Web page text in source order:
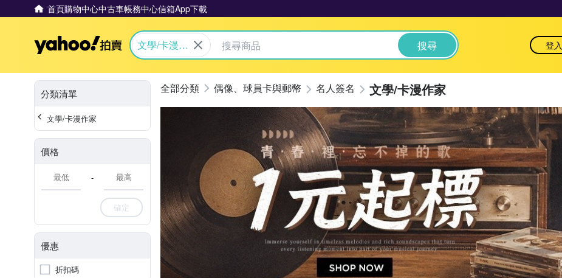
首頁購物中心中古車帳務中心信箱App下載
Yahoo拍賣
文學/卡漫作
搜尋 登入
分類清單
文學/卡漫作家
價格
-
確定
優惠
折扣碼
偶像、球員卡與郵幣 名人簽名 文學/卡漫作家